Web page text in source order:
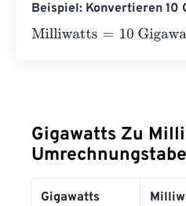
Beispiel: Konvertieren 10
Milliwatts=10 Gigawatts×
Gigawatts Zu
Gigawatts